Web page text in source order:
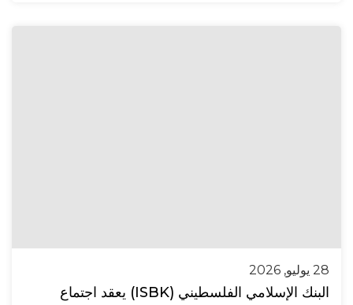
28 يوليو, 2026
البنك الإسلامي الفلسطيني (ISBK) يعقد اجتماع